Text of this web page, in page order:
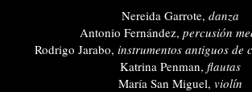
Nereida Garrote, danza
Antonio Fernández, percusión
Rodrigo Jarabo, instrumentos antiguos de
Katrina Penman, flautas
María San Miguel, violín